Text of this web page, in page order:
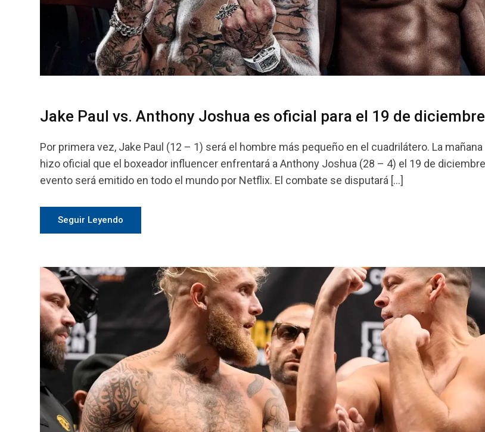
Jake Paul vs. Anthony Joshua es oficial para el 19 de diciembre
Por primera vez, Jake Paul (12 – 1) será el hombre más pequeño en el cuadrilátero. La
hizo oficial que el boxeador influencer enfrentará a Anthony Joshua (28 – 4) el 19 de diciembre
evento será emitido en todo el mundo por Netflix. El combate se disputará […]
Seguir Leyendo